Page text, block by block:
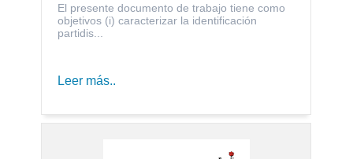
El presente documento de trabajo tiene como
objetivos (i) caracterizar la identificación
partidis...
Leer más..